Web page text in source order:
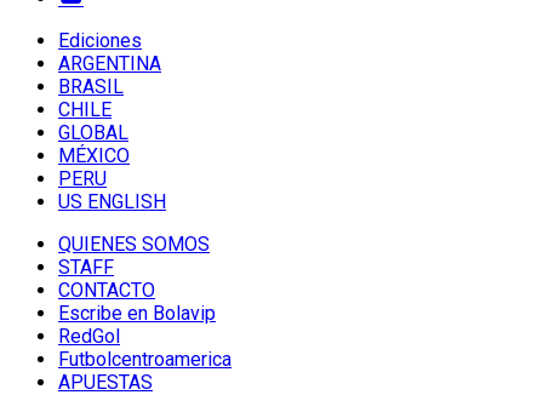
Ediciones
ARGENTINA
BRASIL
CHILE
GLOBAL
MÉXICO
PERU
US ENGLISH
QUIENES SOMOS
STAFF
CONTACTO
Escribe en Bolavip
RedGol
Futbolcentroamerica
APUESTAS